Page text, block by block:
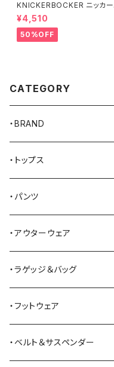
KNICKERBOCKER ニッカー
ッカー MILK ハンプトン Tシャ
ツ
¥4,510
50%OFF
CATEGORY
・BRAND
AKER
Alden
ALFONSO'S OF
All American Khakis
American Optical
ANDERSON BEAN BOOT
・トップス
Tシャツ
シャツ
ベスト
セーター
スウェットシャツ
・パンツ
ジーンズ
ワークパンツ
オーバーオール
ミリタリーパンツ
・アウターウェア
コート
ジャケット
ベスト
・ラゲッジ＆バッグ
トートバッグ
ショルダーバッグ
・フットウェア
ブーツ
・ベルト＆サスペンダー